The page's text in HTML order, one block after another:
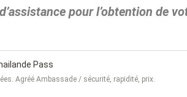
pour l’obtention de
Pass
Agréé Ambassade / sécurité, rapidité, prix.